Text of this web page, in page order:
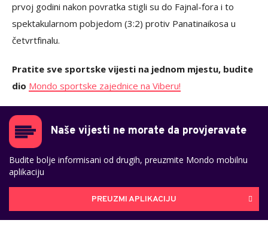
prvoj godini nakon povratka stigli su do Fajnal-fora i to
spektakularnom pobjedom (3:2) protiv Panatinaikosa u
četvrtfinalu.
Pratite sve sportske vijesti na jednom mjestu, budite
dio Mondo sportske zajednice na Viberu!
Naše vijesti ne morate da provjeravate
Budite bolje informisani od drugih, preuzmite Mondo mobilnu
aplikaciju
PREUZMI APLIKACIJU